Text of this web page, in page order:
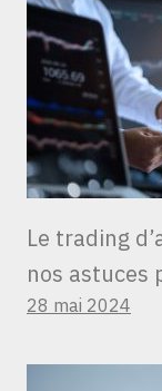
Le trading
nos astuces
28 mai 2024